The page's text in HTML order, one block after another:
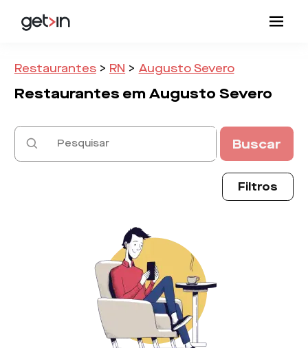
Restaurantes > RN > Augusto Severo
Restaurantes emAugusto Severo
Buscar
Filtros